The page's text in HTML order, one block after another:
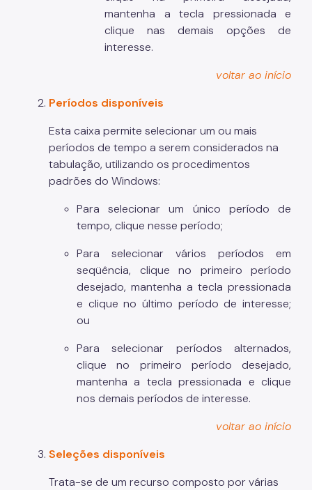
mantenha a tecla pressionada e
clique nas demais opções de
interesse.
voltar ao início
Períodos disponíveis
Esta caixa permite selecionar um ou mais
períodos de tempo a serem considerados na
tabulação, utilizando os procedimentos
padrões do Windows:
Para selecionar um único período de
tempo, clique nesse período;
Para selecionar vários períodos em
seqüência, clique no primeiro período
desejado, mantenha a tecla pressionada
e clique no último período de interesse;
ou
Para selecionar períodos alternados,
clique no primeiro período desejado,
mantenha a teclapressionada e clique
nos demais períodos de interesse.
voltar ao início
Seleções disponíveis
Trata-se de um recurso composto por várias